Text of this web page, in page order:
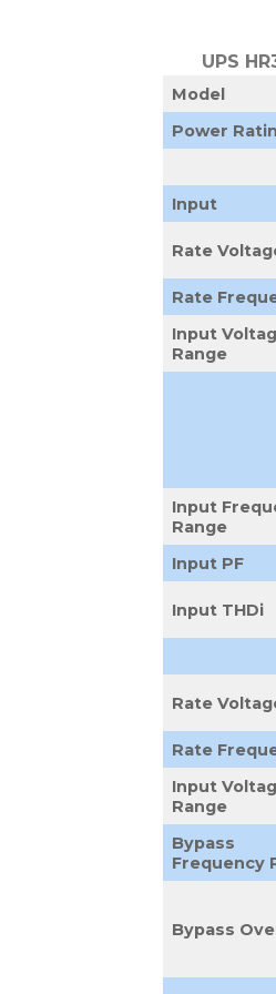
UPS
Model
Power
Input
Rate
Rate
Input
Range
Input
Range
Input PF
Input THDi
Rate
Rate
Input
Range
Bypass
Frequency
Bypass